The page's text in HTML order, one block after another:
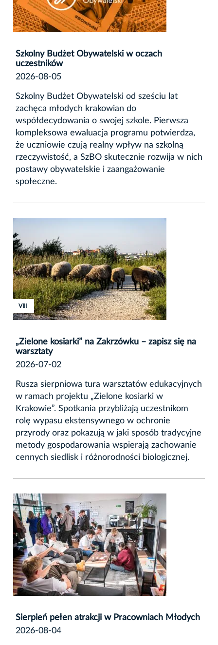
Szkolny Budżet Obywatelski w oczach
uczestników
2026-08-05
Szkolny Budżet Obywatelski od sześciu lat
zachęca młodych krakowian do
współdecydowania o swojej szkole. Pierwsza
kompleksowa ewaluacja programu potwierdza,
że uczniowie czują realny wpływ na szkolną
rzeczywistość, a SzBO skutecznie rozwija w nich
postawy obywatelskie i zaangażowanie
społeczne.
XVIII
XVIII
VIII
„Zielone kosiarki” na Zakrzówku – zapisz się na
warsztaty
2026-07-02
Rusza sierpniowa tura warsztatów edukacyjnych
w ramach projektu „Zielone kosiarki w
Krakowie”. Spotkania przybliżają uczestnikom
rolę wypasu ekstensywnego w ochronie
przyrody oraz pokazują w jaki sposób tradycyjne
metody gospodarowania wspierają zachowanie
cennych siedlisk i różnorodności biologicznej.
Sierpień pełen atrakcji w Pracowniach Młodych
2026-08-04